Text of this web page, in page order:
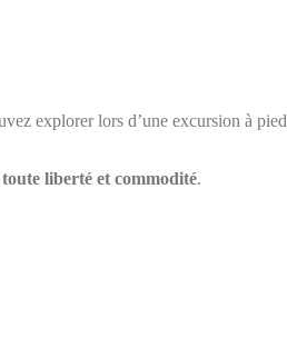
explorer lors d’une excursion à pied
liberté et commodité.